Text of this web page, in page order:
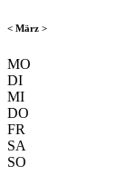
< März >
MO
DI
MI
DO
FR
SA
SO